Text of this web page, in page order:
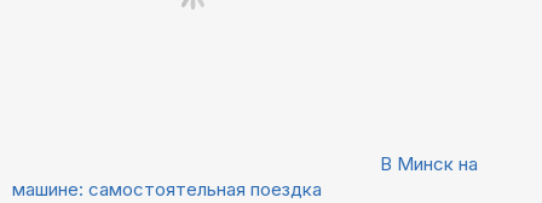
В Минск на
машине: самостоятельная поездка